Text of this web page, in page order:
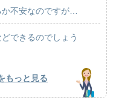
不安なのですが…
できるのでしょう
もっと見る